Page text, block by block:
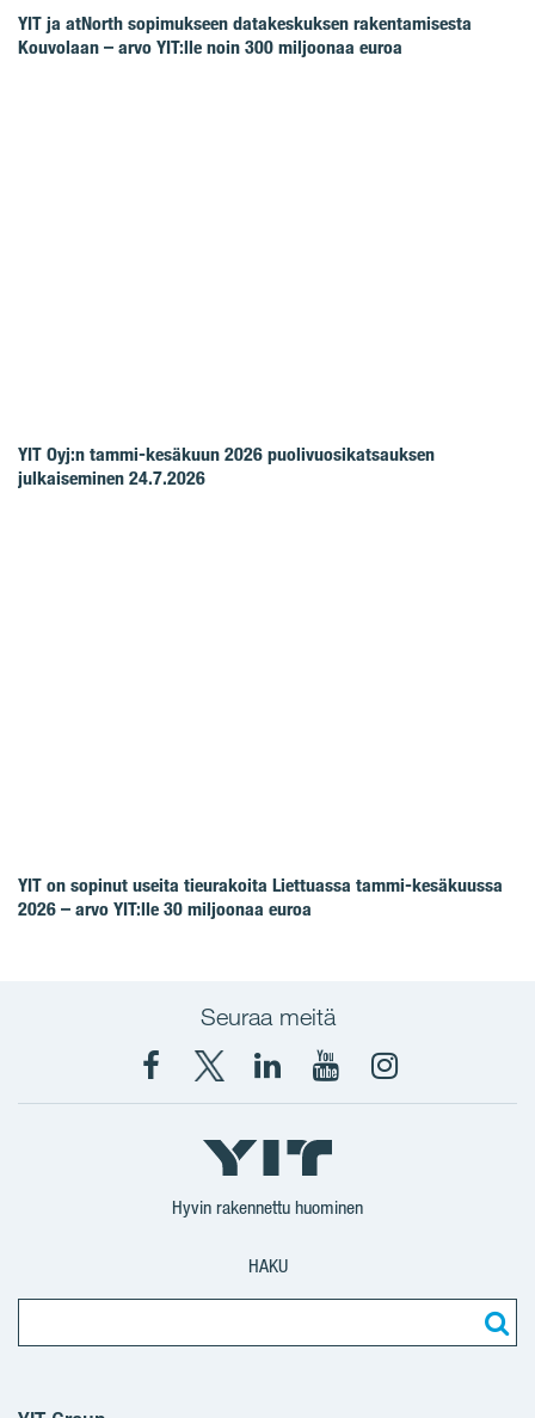
YIT ja atNorth sopimukseen datakeskuksen rakentamisesta
Kouvolaan – arvo YIT:lle noin 300 miljoonaa euroa
YIT Oyj:n tammi-kesäkuun 2026 puolivuosikatsauksen
julkaiseminen 24.7.2026
YIT on sopinut useita tieurakoita Liettuassa tammi-kesäkuussa
2026 – arvo YIT:lle 30 miljoonaa euroa
Seuraa meitä
Facebook
X
YIT
Suomi
YIT
Corporation
YIT
Corporation
Instagram
Hyvin rakennettu huominen
HAKU